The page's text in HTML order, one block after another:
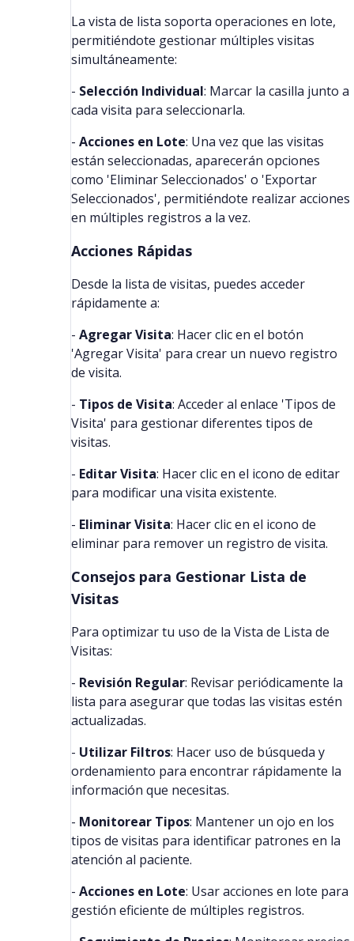
La vista de lista soporta operaciones en lote,
permitiéndote gestionar múltiples visitas
simultáneamente:
- Selección Individual: Marcar la casilla junto a
cada visita para seleccionarla.
- Acciones en Lote: Una vez que las visitas
están seleccionadas, aparecerán opciones
como 'Eliminar Seleccionados' o 'Exportar
Seleccionados', permitiéndote realizar acciones
en múltiples registros a la vez.
Acciones Rápidas
Desde la lista de visitas, puedes acceder
rápidamente a:
- Agregar Visita: Hacer clic en el botón
'Agregar Visita' para crear un nuevo registro
de visita.
- Tipos de Visita: Acceder al enlace 'Tipos de
Visita' para gestionar diferentes tipos de
visitas.
- Editar Visita: Hacer clic en el icono de editar
para modificar una visita existente.
- Eliminar Visita: Hacer clic en el icono de
eliminar para remover un registro de visita.
Consejos para Gestionar Lista de
Visitas
Para optimizar tu uso de la Vista de Lista de
Visitas:
- Revisión Regular: Revisar periódicamente la
lista para asegurar que todas las visitas estén
actualizadas.
- Utilizar Filtros: Hacer uso de búsqueda y
ordenamiento para encontrar rápidamente la
información que necesitas.
- Monitorear Tipos: Mantener un ojo en los
tipos de visitas para identificar patrones en la
atención al paciente.
- Acciones en Lote: Usar acciones en lote para
gestión eficiente de múltiples registros.